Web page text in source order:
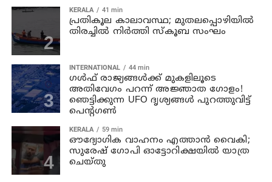
KERALA 41 min
പ്രതികൂല കാലാവസ്ഥ; മുതലപ്പൊഴിയില്‍
തിരച്ചില്‍ നിര്‍ത്തി സ്കൂബ സംഘം
INTERNATIONAL 44 min
ഗൾഫ് രാജ്യങ്ങൾക്ക് മുകളിലൂടെ
അതിവേഗം പറന്ന് അജ്ഞാത ഗോളം!
ഞെട്ടിക്കുന്ന UFO ദൃശ്യങ്ങൾ പുറത്തുവിട്ട്
പെന്റഗൺ
KERALA 59 min
ഔദ്യോഗിക വാഹനം എത്താന്‍ വൈകി;
സുരേഷ് ഗോപി ഓട്ടോറിക്ഷയില്‍ യാത്ര
ചെയ്തു